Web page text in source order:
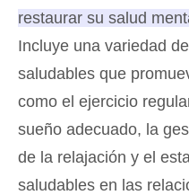
restaurar su salud
Incluye una variedad
saludables que
como el ejercicio
sueño adecuado, la
de la relajación y el
saludables en las